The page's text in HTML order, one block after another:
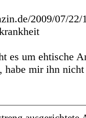
2009/07/
es um ehtische
habe mir ihn